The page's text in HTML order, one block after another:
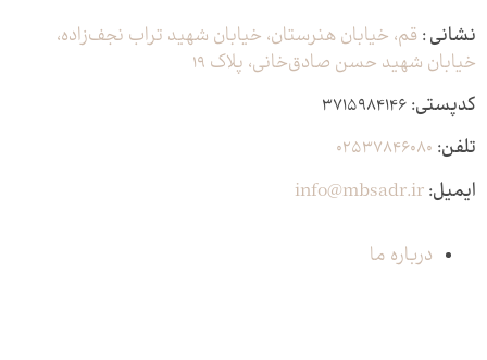
نشانی : قم، خیابان هنرستان، خیابان شهید تراب نجف‌زاده،
خیابان شهید حسن صادق‌خانی، پلاک ١٩
کدپستی:
تلفن: ۰۲۵۳۷۸۴۶۰۸۰
ایمیل: info@mbsadr.ir
درباره ما